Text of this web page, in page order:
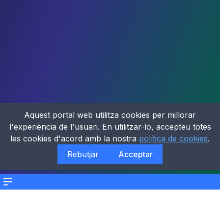
Menu
Aquest portal web utilitza cookies per millorar
l'experiència de l'usuari. En utilitzar-lo, accepteu totes
les cookies d'acord amb la nostra política de cookies.
Rebutjar
Acceptar